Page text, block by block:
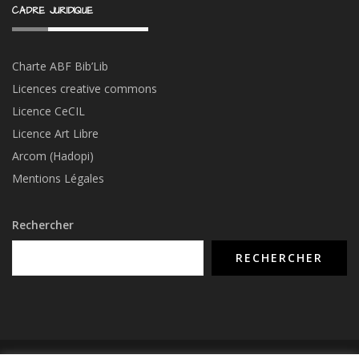
CADRE JURIDIQUE
Charte ABF Bib’Lib
Licences creative commons
Licence CeCIL
Licence Art Libre
Arcom (Hadopi)
Mentions Légales
Rechercher
RECHERCHER